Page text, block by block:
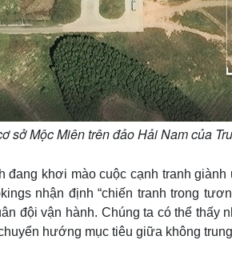
sở Mộc Miên trên đảo Hải Nam của
đang khơi mào cuộc cạnh tranh
nhận định “chiến tranh trong
đội vận hành. Chúng ta có thể thấy
hướng mục tiêu giữa không